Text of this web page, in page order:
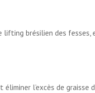
lifting brésilien des fesses,
l’excès de graisse